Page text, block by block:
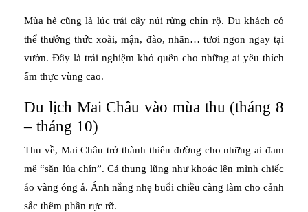
Mùa hè cũng là lúc trái cây núi rừng chín rộ. Du khách có
thể thưởng thức xoài, mận, đào, nhãn… tươi ngon ngay tại
vườn. Đây là trải nghiệm khó quên cho những ai yêu thích
ẩm thực vùng cao.
Du lịch Mai Châu vào mùa thu (tháng 8
– tháng 10)
Thu về, Mai Châu trở thành thiên đường cho những ai đam
mê “săn lúa chín”. Cả thung lũng như khoác lên mình chiếc
áo vàng óng ả. Ánh nắng nhẹ buổi chiều càng làm cho cảnh
sắc thêm phần rực rỡ.